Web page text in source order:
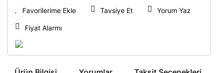
Tavsiye Et Yorum Yaz
Fiyat Alarmı